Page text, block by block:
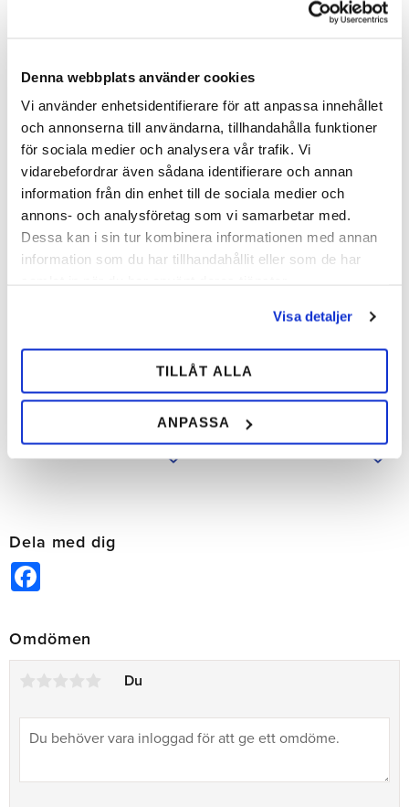
Denna webbplats använder cookies
Vi använder enhetsidentifierare för att anpassa innehållet
och annonserna till användarna, tillhandahålla funktioner
för sociala medier och analysera vår trafik. Vi
vidarebefordrar även sådana identifierare och annan
information från din enhet till de sociala medier och
annons- och analysföretag som vi samarbetar med.
Dessa kan i sin tur kombinera informationen med annan
information som du har tillhandahållit eller som de har
Visa detaljer
TILLÅT ALLA
ANPASSA
MÄNGD-
RABATT
Lägg till i önskelista
Mustads välkända söm och
specialsöm. Säljes i ask eller i hel
MÄNGD-
RABATT
Dela med dig
Omdömen
Du